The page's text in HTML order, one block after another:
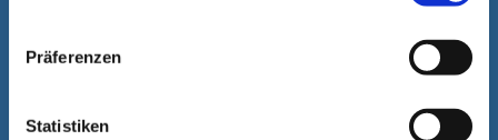
Präferenzen
Statistiken
+49 170 / 78 60 75 0